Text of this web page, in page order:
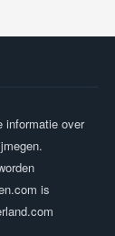
informatie over
is